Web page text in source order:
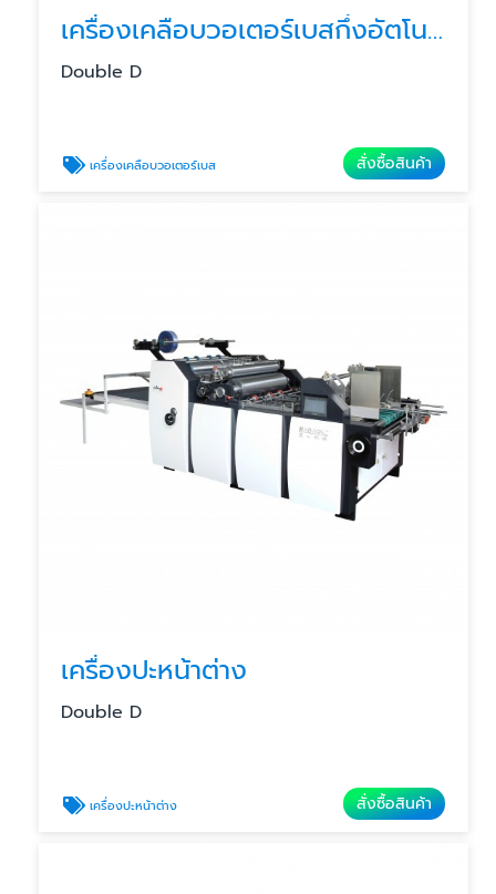
เครื่องเคลือบวอเตอร์เบสกึ่งอัตโนมัติ
Double D
เครื่องเคลือบวอเตอร์เบส สั่งซื้อสินค้า
เครื่องปะหน้าต่าง
Double D
เครื่องปะหน้าต่าง สั่งซื้อสินค้า